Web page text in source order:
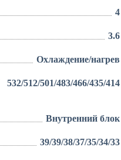
4
3.6
Охлаждение/нагрев
532/512/501/483/466/435/414
Внутренний блок
39/39/38/37/35/34/33